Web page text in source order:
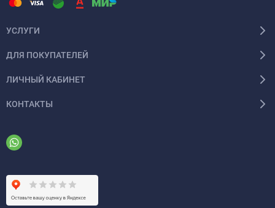
УСЛУГИ
ДЛЯ ПОКУПАТЕЛЕЙ
ЛИЧНЫЙ КАБИНЕТ
КОНТАКТЫ